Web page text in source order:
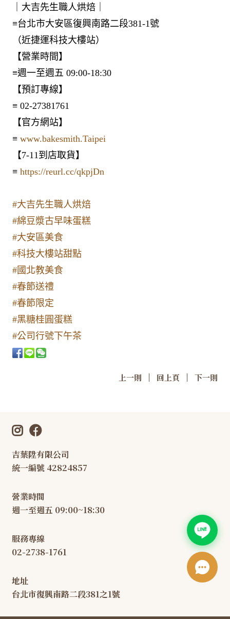
｜大吉先生職人烘焙｜
≡台北市大安區復興南路二段381-1號
（近捷運科技大樓站）
【營業時間】
≡週一至週五 09:00-18:30
【預訂專線】
≡ 02-27381761
【官方網站】
≡ www.bakesmith.Taipei
【7-11到店取貨】
≡ https://reurl.cc/qkpjDn
#大吉先生職人烘焙
#綿豆漿古早味蛋糕
#大安區美食
#科技大樓站甜點
#國北教美食
#春節送禮
#春節限定
#黑糖桂圓蛋糕
#公司行號下午茶
上一則 | 回上頁 |下一則
吉葉陞有限公司
統一編號 42824857
營業時間
週一至週五 09:00~18:30
服務專線
02-2738-1761
地址
台北市復興南路二段381之1號